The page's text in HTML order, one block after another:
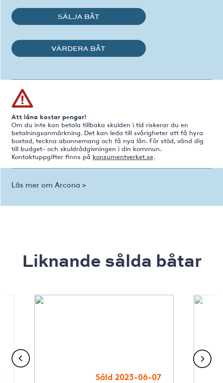
SÄLJA BÅT
VÄRDERA BÅT
Att låna kostar pengar!
Om du inte kan betala tillbaka skulden i tid riskerar du en
betalningsanmärkning. Det kan leda till svårigheter att få hyra
bostad, teckna abonnemang och få nya lån. För stöd, vänd dig
till budget- och skuldrådgivningen i din kommun.
Kontaktuppgifter finns på konsumentverket.se.
Läs mer om Arcona >
Liknande sålda båtar
Såld 2023-06-07